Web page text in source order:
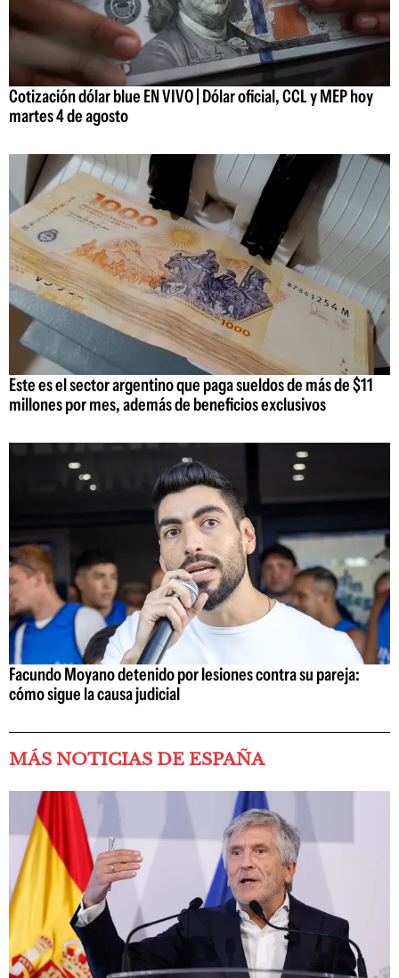
Cotización dólar blue EN VIVO | Dólar oficial, CCL y MEP hoy
martes 4 de agosto
Este es el sector argentino que paga sueldos de más de $11
millones por mes, además de beneficios exclusivos
Facundo Moyano detenido por lesiones contra su pareja:
cómo sigue la causa judicial
MÁS NOTICIAS DE ESPAÑA